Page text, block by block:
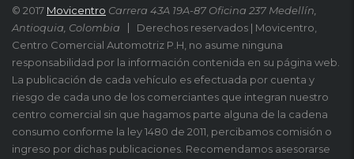
© 2017 Movicentro Carrera 43A 19A-87 Oficina 237 Medellín,
Antioquia, Colombia
Derechos reservados | Movicentro,
Centro Comercial Automotriz P.H, no asume ninguna
responsabilidad por la información contenida en su página web.
La publicación de cada vehículo es efectuada por cuenta y
riesgo de cada uno de los comerciantes que integran nuestro
centro comercial sin que hagamos parte alguna de la cadena
consumo conforme la ley 1480 de 2011, percibamos comisión o
ingreso por dichas publicaciones. Recomendamos asesorarse